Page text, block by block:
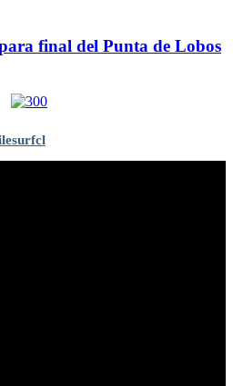
final del Punta de Lobos